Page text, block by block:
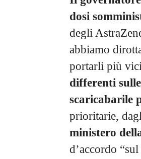
dosi
degli
abbiamo
portarli più
differenti
scaricabarile
prioritarie,
ministero
d’accordo